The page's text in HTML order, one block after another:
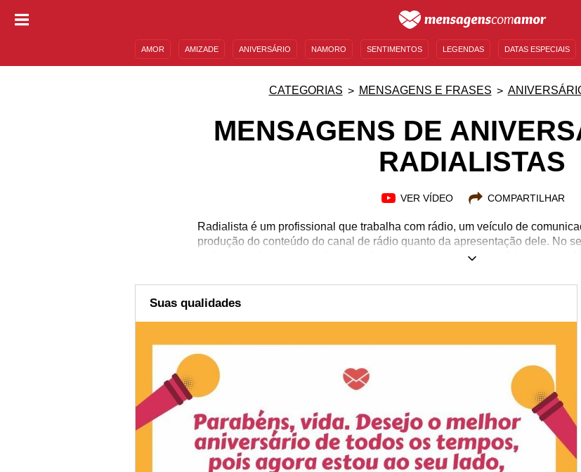
AMOR AMIZADE ANIVERSÁRIO NAMORO SENTIMENTOS LEGENDAS DATAS ESPECIAIS
CATEGORIAS MENSAGENS E FRASES
MENSAGENS DE
RADIALISTAS
VER VÍDEO COMPARTILHAR
Radialista é um profissional que trabalha com rádio, um veículo de
produção do conteúdo do canal de rádio quanto da apresentação dele. No
saiba muito bem como utilizar a própria voz para transmitir notícias,
merece todo o reconhecimento que pudermos dar. Por isso, as
Suas qualidades